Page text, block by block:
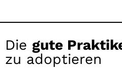
Die gute
zu adoptieren